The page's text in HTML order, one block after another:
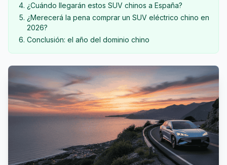
¿Cuándo llegarán estos SUV chinos a España?
¿Merecerá la pena comprar un SUV eléctrico chino en
2026?
Conclusión: el año del dominio chino